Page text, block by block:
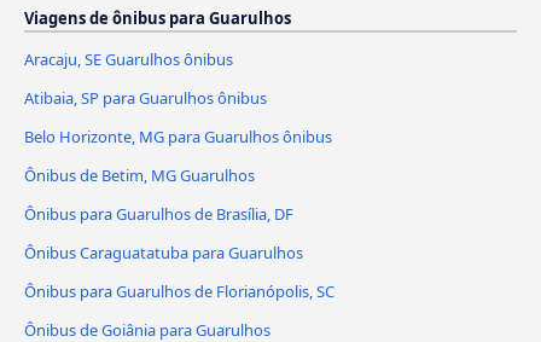
Viagens de ônibus para Guarulhos
Aracaju, SE Guarulhos ônibus
Atibaia, SP para Guarulhos ônibus
Belo Horizonte, MG para Guarulhos ônibus
Ônibus de Betim, MG Guarulhos
Ônibus para Guarulhos de Brasília, DF
Ônibus Caraguatatuba para Guarulhos
Ônibus para Guarulhos de Florianópolis, SC
Ônibus de Goiânia para Guarulhos